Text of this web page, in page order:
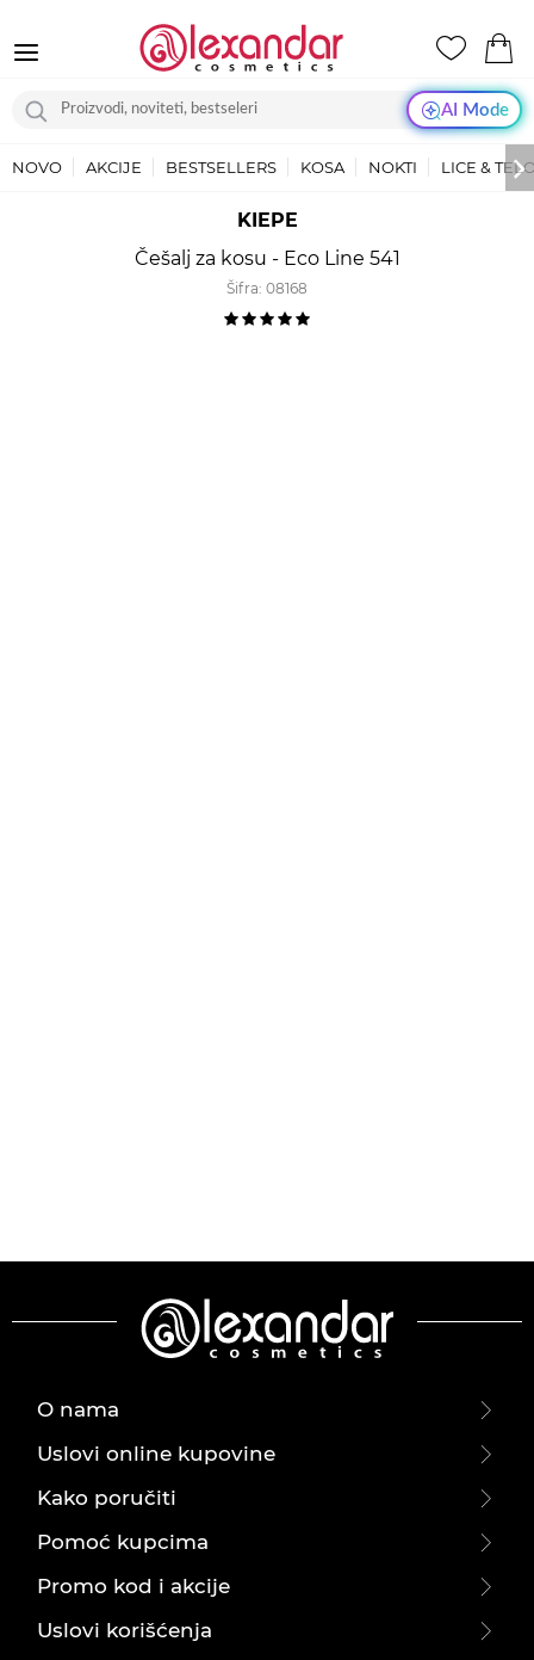
AI Mode
NOVO AKCIJE BESTSELLERS KOSA NOKTI LICE &
KIEPE
Češalj za kosu - Eco Line 541
Šifra: 08168
O nama
Uslovi online kupovine
Kako poručiti
Pomoć kupcima
Promo kod i akcije
Uslovi korišćenja